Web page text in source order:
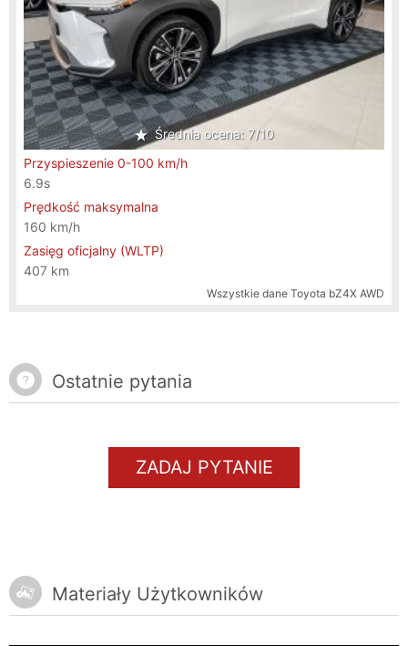
Średnia ocena: 7/10
Przyspieszenie 0-100 km/h
6.9s
Prędkość maksymalna
160 km/h
Zasięg oficjalny (WLTP)
407 km
Wszystkie dane Toyota bZ4X AWD
Ostatnie pytania
ZADAJ PYTANIE
Materiały Użytkowników